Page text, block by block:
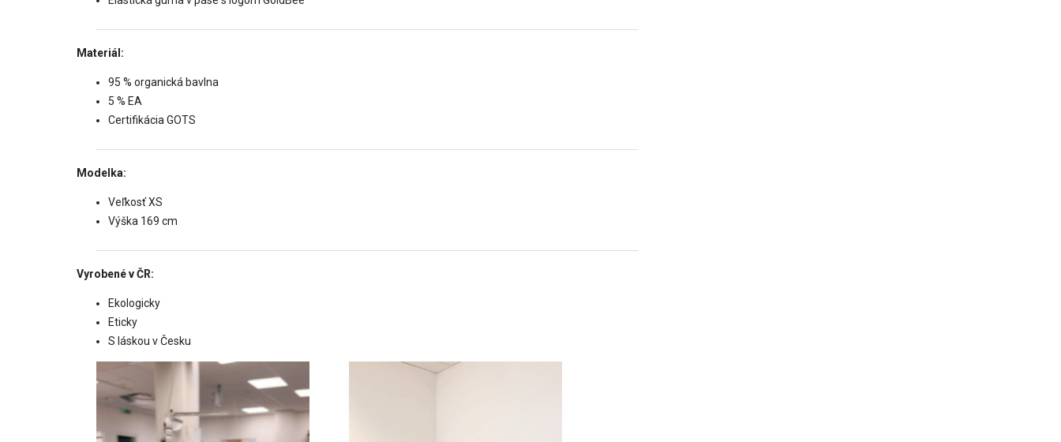
Materiál:
95 % organická bavlna
5 % EA
Certifikácia GOTS
Modelka:
Veľkosť XS
Výška 169 cm
Vyrobené v ČR:
Ekologicky
Eticky
S láskou v Česku